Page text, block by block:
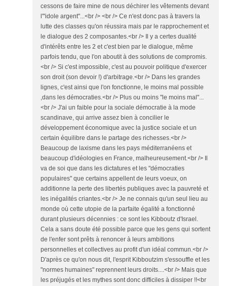
cessons de faire mine de nous déchirer les vêtements devant
l'"idole argent"...<br /> <br /> Ce n'est donc pas à travers la
lutte des classes qu'on réussira mais par le rapprochement et
le dialogue des 2 composantes.<br /> Il y a certes dualité
d'intérêts entre les 2 et c'est bien par le dialogue, même
parfois tendu, que l'on aboutit à des solutions de compromis.
<br /> Si c'est impossible, c'est au pouvoir politique d'exercer
son droit (son devoir !) d'arbitrage.<br /> Dans les grandes
lignes, c'est ainsi que l'on fonctionne, le moins mal possible
,dans les démocraties.<br /> Plus ou moins "le moins mal"...
<br /> J'ai un faible pour la sociale démocratie à la mode
scandinave, qui arrive assez bien à concilier le
développement économique avec la justice sociale et un
certain équilibre dans le partage des richesses.<br />
Beaucoup de laxisme dans les pays méditerranéens et
beaucoup d'idéologies en France, malheureusement.<br /> Il
va de soi que dans les dictatures et les "démocraties
populaires" que certains appellent de leurs voeux, on
additionne la perte des libertés publiques avec la pauvreté et
les inégalités criantes.<br /> Je ne connais qu'un seul lieu au
monde où cette utopie de la parfaite égalité a fonctionné
durant plusieurs décennies : ce sont les Kibboutz d'Israel.
Cela a sans doute été possible parce que les gens qui sortent
de l'enfer sont prêts à renoncer à leurs ambitions
personnelles et collectives au profit d'un idéal commun.<br />
D'après ce qu'on nous dit, l'esprit Kibboutzim s'essouffle et les
"normes humaines" reprennent leurs droits....<br /> Mais que
les préjugés et les mythes sont donc difficiles à dissiper !!<br